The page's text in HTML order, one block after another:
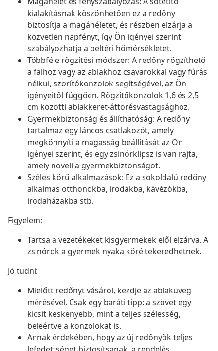
kialakításnak köszönhetően ez a redőny
biztosítja a magánéletet, és részben elzárja a
közvetlen napfényt, így Ön igényei szerint
szabályozhatja a beltéri hőmérsékletet.
Többféle rögzítési módszer: A redőny rögzíthető
a falhoz vagy az ablakhoz csavarokkal vagy fúrás
nélkül, szorítókonzolok segítségével, az Ön
igényeitől függően. Rögzítőkonzolok 1,6 és 2,5
cm közötti ablakkeret-áttörésvastagsághoz.
Gyermekbiztonság és állíthatóság: A redőny
tartalmaz egy láncos csatlakozót, amely
megkönnyíti a magasság beállítását az Ön
igényei szerint, és egy zsinórklipsz is van rajta,
amely növeli a gyermekbiztonságot.
Széles körű alkalmazások: Ez a sokoldalú redőny
alkalmas otthonokba, irodákba, kávézókba,
irodaházakba stb.
Figyelem:
Tartsa a vezetékeket kisgyermekek elől elzárva. A
zsinórok a gyermek nyaka köré tekeredhetnek.
Jó tudni:
Mielőtt redőnyt vásárol, kezdje az ablaküveg
mérésével. Csak egy baráti tipp: a szövet egy
kicsit keskenyebb, mint a teljes szélesség,
beleértve a konzolokat is.
Annak érdekében, hogy az új redőnyök teljes